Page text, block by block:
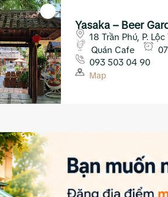
Yasaka – Beer
18 Trần Phú, P.
Quán Cafe
093 503 04 90
Map